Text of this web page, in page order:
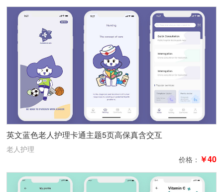
英文蓝色老人护理卡通主题5页高保真含交互
老人护理
价格： ￥40